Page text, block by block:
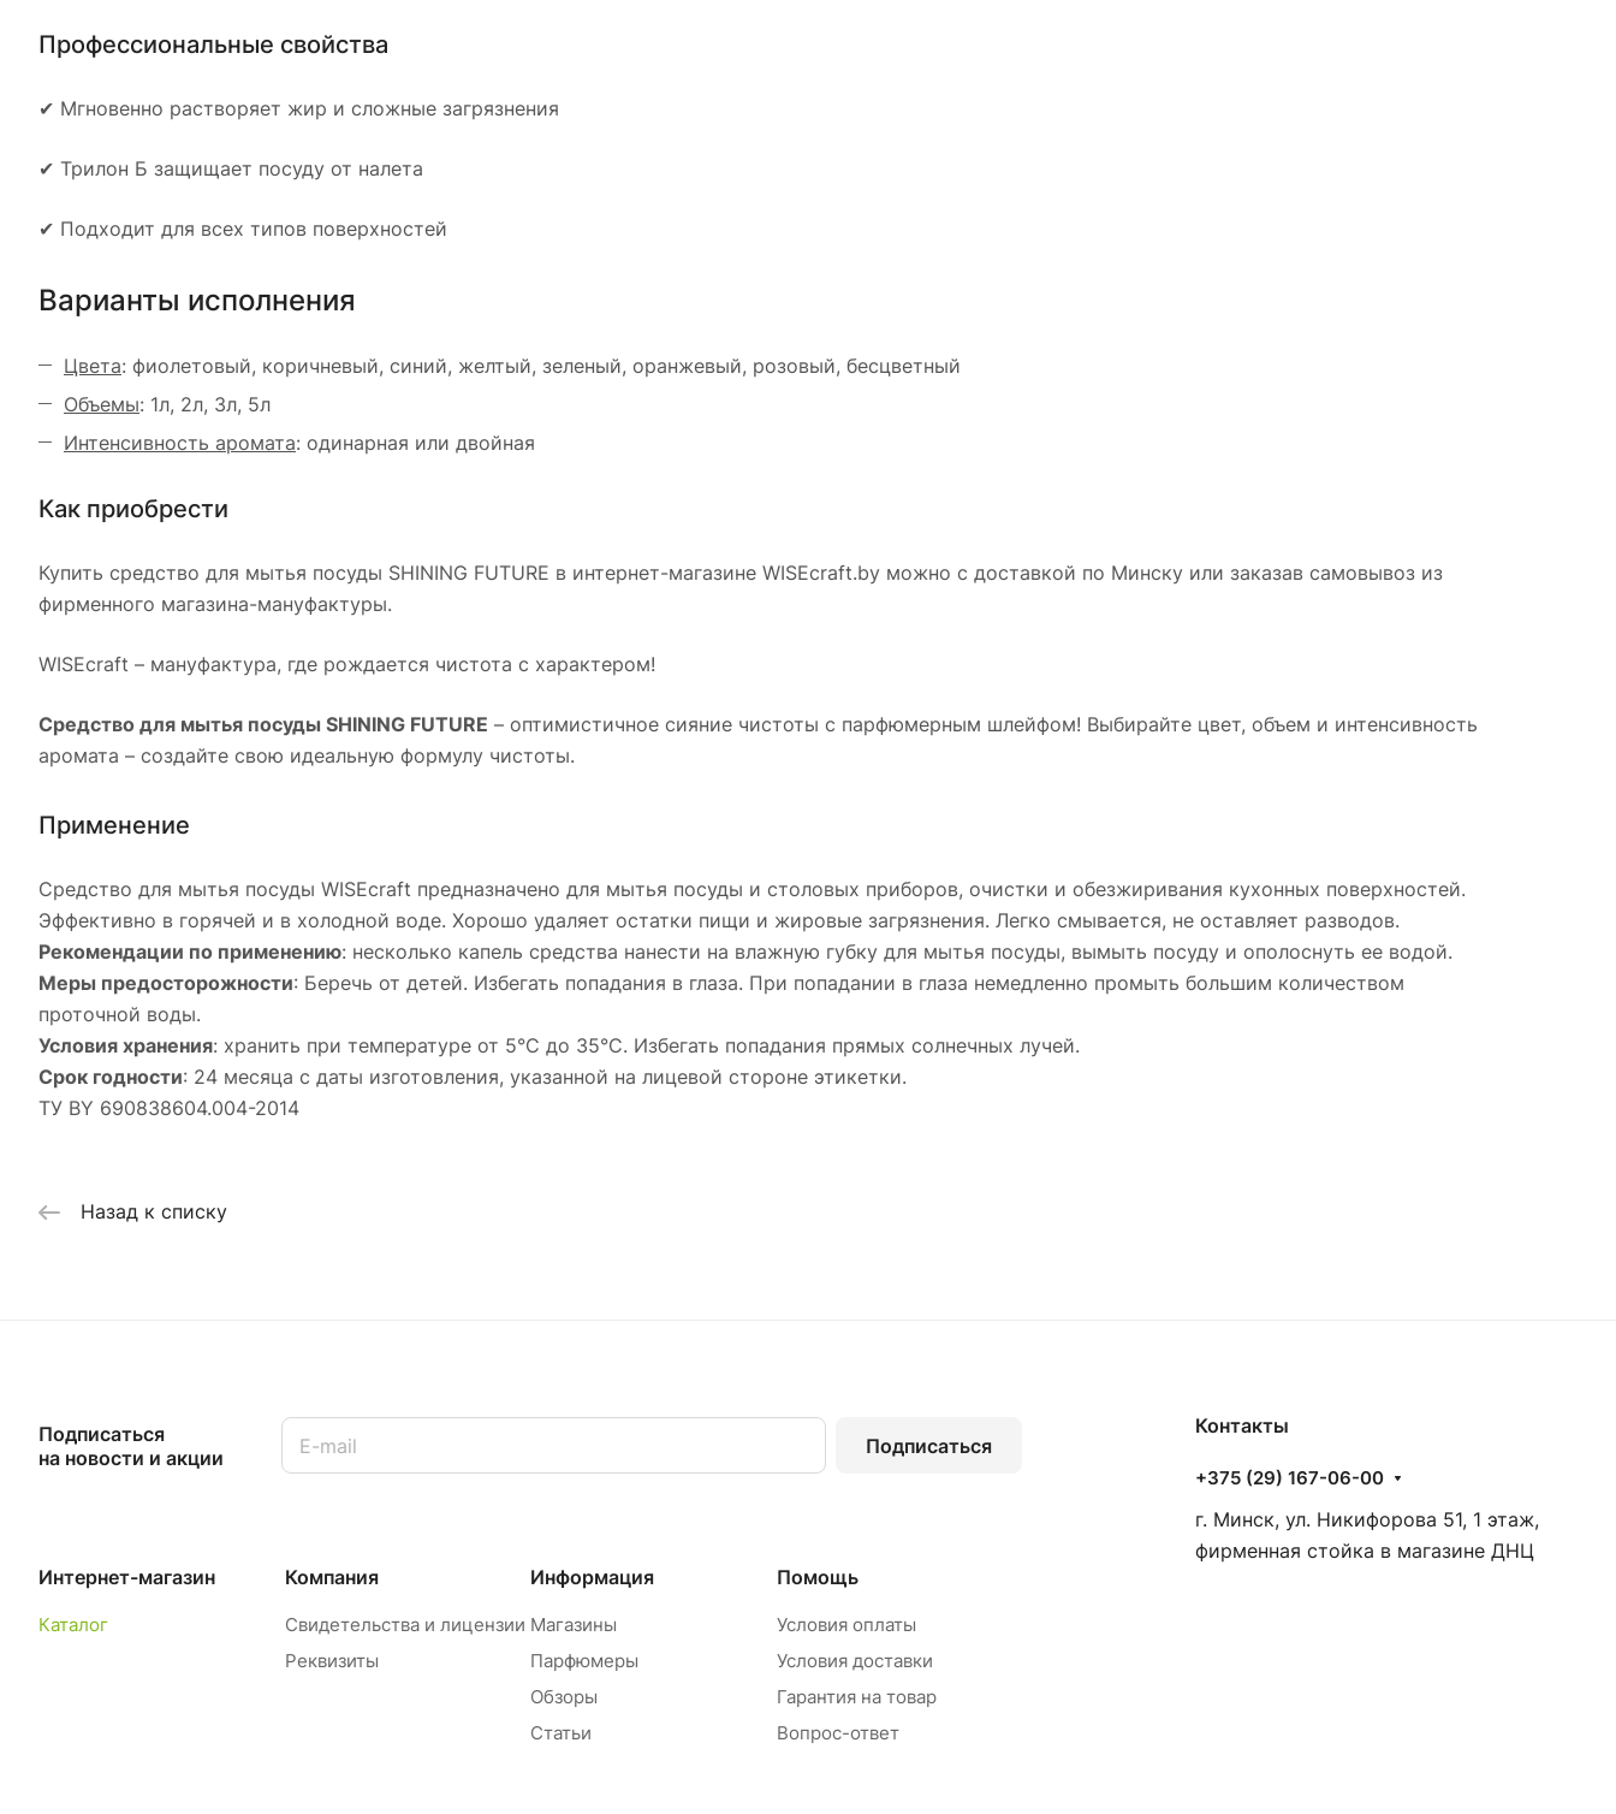
Профессиональные свойства
✔ Мгновенно растворяет жир и сложные загрязнения
✔ Трилон Б защищает посуду от налета
✔ Подходит для всех типов поверхностей
Варианты исполнения
Цвета: фиолетовый, коричневый, синий, желтый, зеленый, оранжевый, розовый, бесцветный
Объемы: 1л, 2л, 3л, 5л
Интенсивность аромата: одинарная или двойная
Как приобрести
Купить средство для мытья посуды SHINING FUTURE в интернет-магазине WISEcraft.by можно с доставкой по Минску или заказав самовывоз из
фирменного магазина-мануфактуры.
WISEcraft – мануфактура, где рождается чистота с характером!
Средство для мытья посуды SHINING FUTURE – оптимистичное сияние чистоты с парфюмерным шлейфом! Выбирайте цвет, объем и интенсивность
аромата – создайте свою идеальную формулу чистоты.
Применение
Средство для мытья посуды WISEcraft предназначено для мытья посуды и столовых приборов, очистки и обезжиривания кухонных поверхностей.
Эффективно в горячей и в холодной воде. Хорошо удаляет остатки пищи и жировые загрязнения. Легко смывается, не оставляет разводов.
Рекомендации по применению: несколько капель средства нанести на влажную губку для мытья посуды, вымыть посуду и ополоснуть ее водой.
Меры предосторожности: Беречь от детей. Избегать попадания в глаза. При попадании в глаза немедленно промыть большим количеством
проточной воды.
Условия хранения: хранить при температуре от 5°С до 35°С. Избегать попадания прямых солнечных лучей.
Срок годности: 24 месяца с даты изготовления, указанной на лицевой стороне этикетки.
ТУ BY 690838604.004-2014
Назад к списку
Подписаться
на новости и акции
Подписаться
Интернет-магазин
Каталог
Компания
Свидетельства и лицензии
Реквизиты
Информация
Магазины
Парфюмеры
Обзоры
Статьи
Помощь
Условия оплаты
Условия доставки
Гарантия на товар
Вопрос-ответ
Контакты
+375 (29) 167-06-00
г. Минск, ул. Никифорова 51, 1 этаж,
фирменная стойка в магазине ДНЦ